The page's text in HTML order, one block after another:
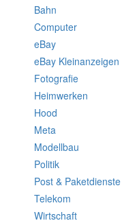
Bahn
Computer
eBay
eBay Kleinanzeigen
Fotografie
Heimwerken
Hood
Meta
Modellbau
Politik
Post & Paketdienste
Telekom
Wirtschaft